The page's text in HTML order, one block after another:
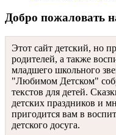
Добро пожаловать
Этот сайт детский, но
родителей, а также
младшего школьного
"Любимом Детском"
текстов для детей.
детских праздников и
пригодится вам в
детского досуга.